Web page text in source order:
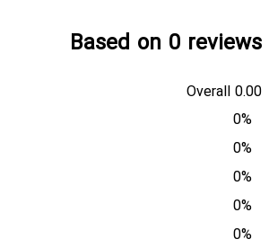
Based on 0 reviews
0.00
Overall
0%
0%
0%
0%
0%